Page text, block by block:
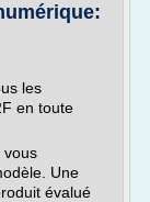
les
en toute
vous
Une
évalué